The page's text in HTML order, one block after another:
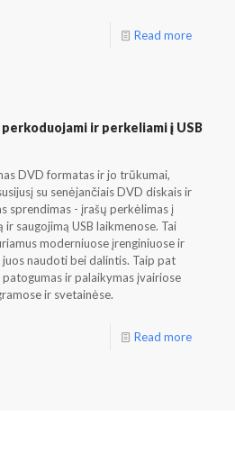
Read more
ir perkeliami į USB
DVD formatas ir jo trūkumai,
su senėjančiais DVD diskais ir
sprendimas - įrašų perkėlimas į
saugojimą USB laikmenose. Tai
moderniuose įrenginiuose ir
naudoti bei dalintis. Taip pat
ir palaikymas įvairiose
ir svetainėse.
Read more